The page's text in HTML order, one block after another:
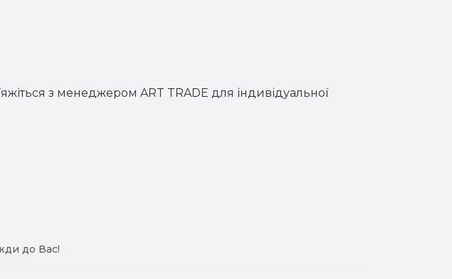
з менеджером ART TRADE для індивідуальної
до Вас!